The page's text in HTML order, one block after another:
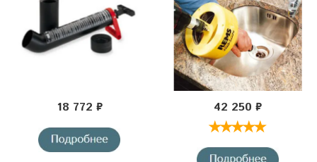
18 772 ₽ 42 250 ₽